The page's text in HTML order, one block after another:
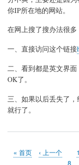
你IP所在地的网站。
在网上搜了搜办法很
一、直接访问这个链接
二、看到都是英文界
OK了。
三、如果以后丢失了
就行了。
分
首
« 首页
前‹ 上一个
页1
页
8